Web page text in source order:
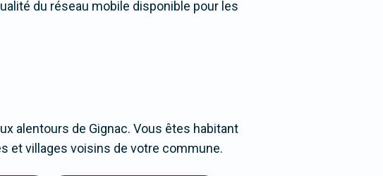
du réseau mobile disponible pour les
alentours de Gignac. Vous êtes habitant
et villages voisins de votre commune.